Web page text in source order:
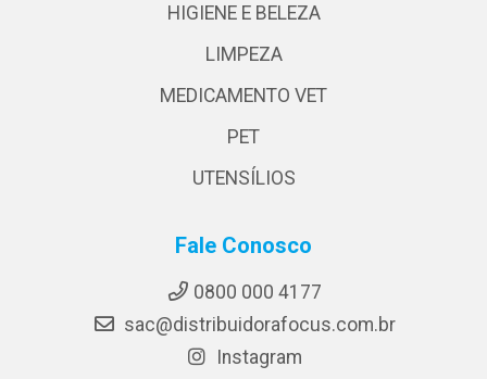
HIGIENE E BELEZA
LIMPEZA
MEDICAMENTO VET
PET
UTENSÍLIOS
Fale Conosco
0800 000 4177
sac@distribuidorafocus.com.br
Instagram